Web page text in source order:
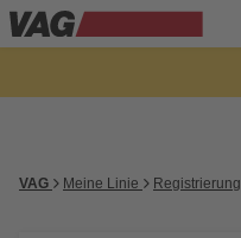
VAG Meine Linie Registrierung